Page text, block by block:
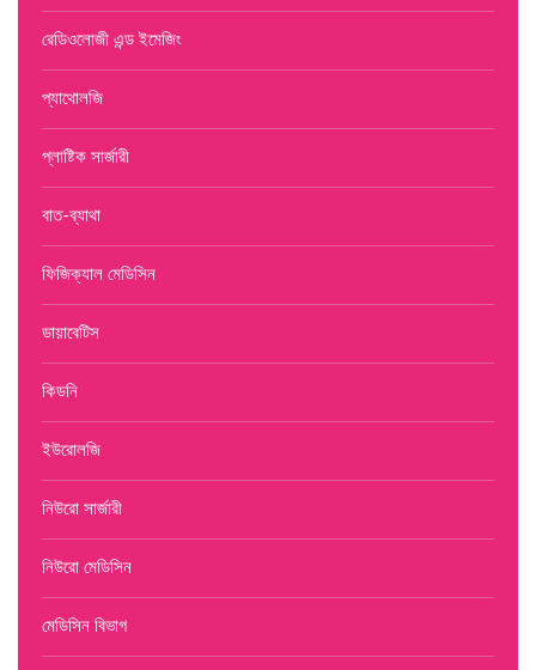
রেডিওলোজী এন্ড ইমেজিং
প্যাথোলজি
প্লাষ্টিক সার্জারী
বাত-ব্যাথা
ফিজিক্যাল মেডিসিন
ডায়াবেটিস
কিডনি
ইউরোলজি
নিউরো সার্জারী
নিউরো মেডিসিন
মেডিসিন বিভাগ